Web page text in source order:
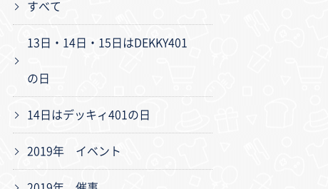
すべて
13日・14日・15日はDEKKY401
の日
14日はデッキィ401の日
2019年 イベント